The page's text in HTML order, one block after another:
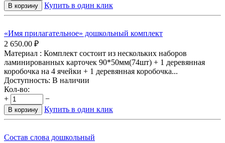
В корзину Купить в один клик
«Имя прилагательное» дошкольный комплект
2 650.00 ₽
Материал : Комплект состоит из нескольких наборов
ламинированных карточек 90*50мм(74шт) + 1 деревянная
коробочка на 4 ячейки + 1 деревянная коробочка...
Доступность: В наличии
Кол-во:
+
−
В корзину Купить в один клик
Состав слова дошкольный